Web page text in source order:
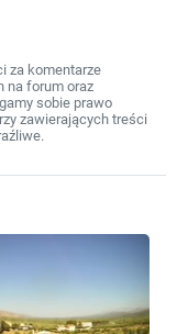
za komentarze
na forum oraz
sobie prawo
zawierających treści